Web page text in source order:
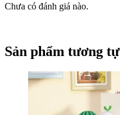
Chưa có đánh giá nào.
Sản phẩm tương tự